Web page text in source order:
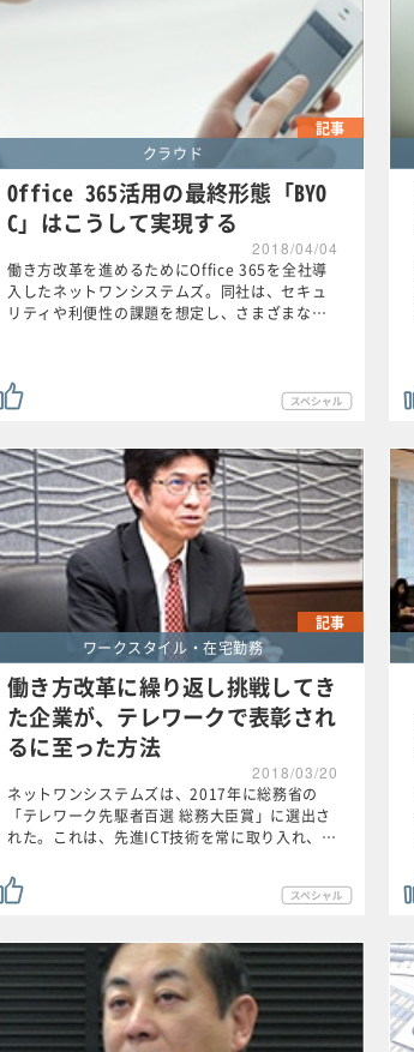
記事
クラウド
Office 365活用の最終形態「BYO
C」はこうして実現する
2018/04/04
働き方改革を進めるためにOffice 365を全社導
入したネットワンシステムズ。同社は、セキュ
リティや利便性の課題を想定し、さまざまな…
記事
ワークスタイル・在宅勤務
働き方改革に繰り返し挑戦してき
た企業が、テレワークで表彰され
るに至った方法
2018/03/20
ネットワンシステムズは、2017年に総務省の
「テレワーク先駆者百選 総務大臣賞」に選出さ
れた。これは、先進ICT技術を常に取り入れ、…